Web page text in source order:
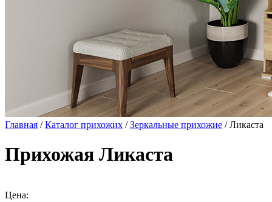
Главная /Каталог прихожих /Зеркальные прихожие / Ликаста
Прихожая Ликаста
Цена: